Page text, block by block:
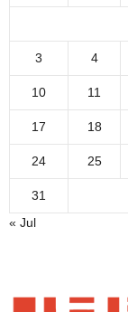
3 4
10 11
17 18
24 25
31
« Jul